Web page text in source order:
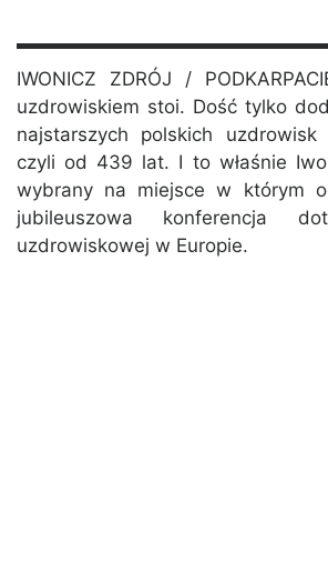
IWONICZ ZDRÓJ /
uzdrowiskiem stoi. Dość tylko
najstarszych polskich
czyli od 439 lat. I to właśnie
wybrany na miejsce w którym
jubileuszowa konferencja
uzdrowiskowej w Europie.